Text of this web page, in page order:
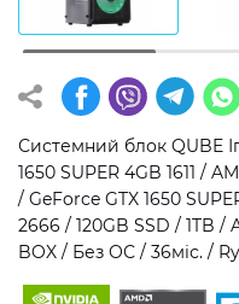
Операційна
Windows 11 Home
Windows 11 Pro
Без ОС
Додатково
RGB-підсвічування
Системний блок QUBE
1650 SUPER 4GB 1611 /
/ GeForce GTX 1650
2666 / 120GB SSD / 1TB /
BOX / Без ОС / 36міс. /